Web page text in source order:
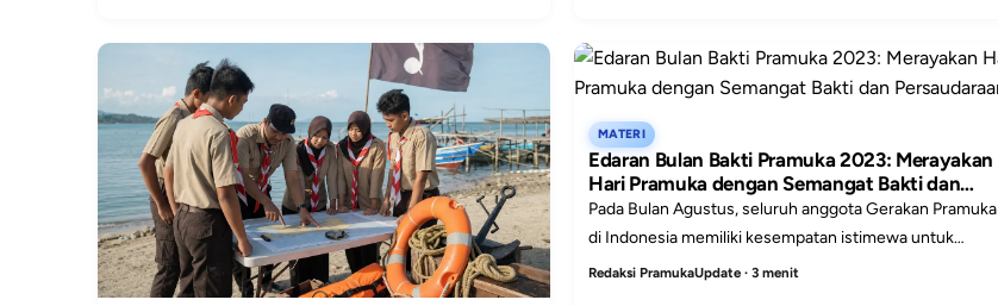
MATERI
Edaran Bulan Bakti Pramuka 2023: Merayakan
Hari Pramuka dengan Semangat Bakti dan
Persaudaraan
Pada Bulan Agustus, seluruh anggota Gerakan Pramuka
di Indonesia memiliki kesempatan istimewa untuk
berbakti kepada masyarakat, bangsa, dan Negara
Redaksi PramukaUpdate · 3 menit